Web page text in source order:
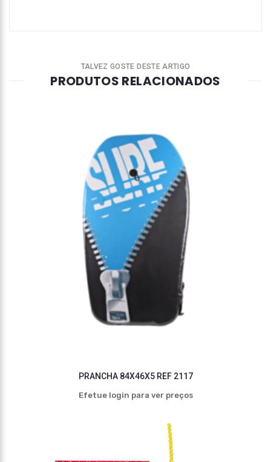
TALVEZ GOSTE DESTE ARTIGO
PRODUTOS RELACIONADOS
PRANCHA 84X46X5 REF 2117
Efetue login para ver preços